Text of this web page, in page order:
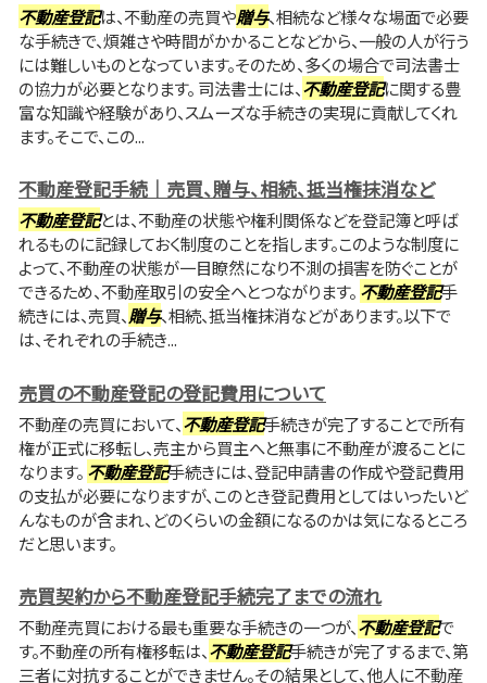
不動産登記は、不動産の売買や贈与、相続など様々な場面で必要
な手続きで、煩雑さや時間がかかることなどから、一般の人が行う
には難しいものとなっています。そのため、多くの場合で司法書士
の協力が必要となります。 司法書士には、不動産登記に関する豊
富な知識や経験があり、スムーズな手続きの実現に貢献してくれ
ます。そこで、この...
不動産登記手続｜売買、贈与、相続、抵当権抹消など
不動産登記とは、不動産の状態や権利関係などを登記簿と呼ば
れるものに記録しておく制度のことを指します。このような制度に
よって、不動産の状態が一目瞭然になり不測の損害を防ぐことが
できるため、不動産取引の安全へとつながります。 不動産登記手
続きには、売買、贈与、相続、抵当権抹消などがあります。以下で
は、それぞれの手続き...
売買の不動産登記の登記費用について
不動産の売買において、不動産登記手続きが完了することで所有
権が正式に移転し、売主から買主へと無事に不動産が渡ることに
なります。 不動産登記手続きには、登記申請書の作成や登記費用
の支払が必要になりますが、このとき登記費用としてはいったいど
んなものが含まれ、どのくらいの金額になるのかは気になるところ
だと思います。
売買契約から不動産登記手続完了までの流れ
不動産売買における最も重要な手続きの一つが、不動産登記で
す。不動産の所有権移転は、不動産登記手続きが完了するまで、第
三者に対抗することができません。その結果として、他人に不動産